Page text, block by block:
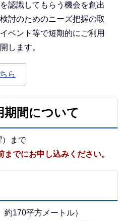
認識してもらう機会を創出
討のためのニーズ把握の取
ベント等で短期的にご利用
します。
ら
期間について
まで
でにお申し込みください。
170平方メートル）